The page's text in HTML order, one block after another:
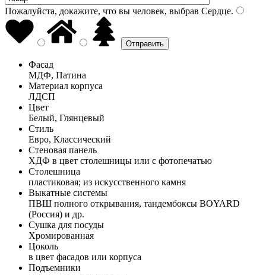
Пожалуйста, докажите, что вы человек, выбрав Сердце.
Фасад
МДФ, Патина
Материал корпуса
ЛДСП
Цвет
Белый, Глянцевый
Стиль
Евро, Классический
Стеновая панель
ХДФ в цвет столешницы или с фотопечатью
Столешница
пластиковая; из искусственного камня
Выкатные системы
ПВШ полного открывания, тандембоксы BOYARD
(Россия) и др.
Сушка для посуды
Хромированная
Цоколь
в цвет фасадов или корпуса
Подъемники